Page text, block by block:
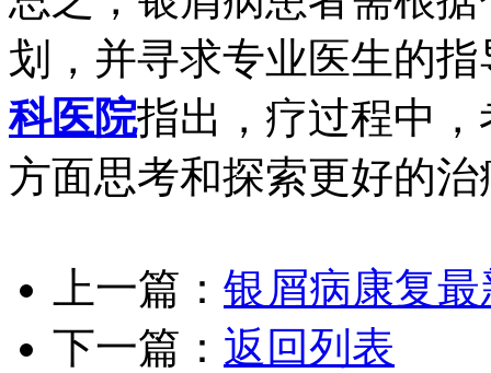
划，并寻求专业医生的
科医院指出，疗过程中
方面思考和探索更好的
上一篇： 银屑病康复
下一篇： 返回列表